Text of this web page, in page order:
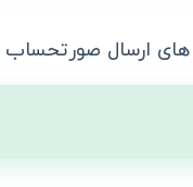
ارسال صورتحساب